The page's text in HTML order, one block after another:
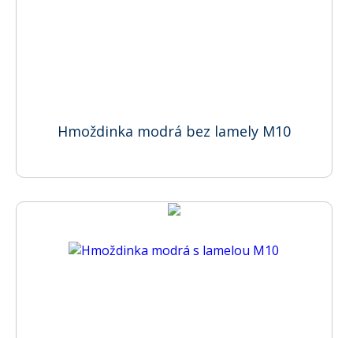
Hmoždinka modrá bez lamely M10